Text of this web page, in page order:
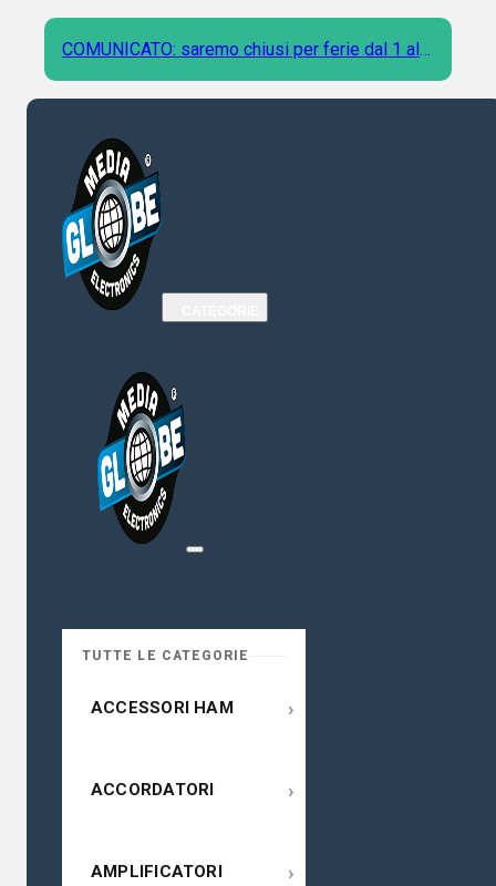
COMUNICATO: saremo chiusi per ferie dal 1 al 9
Agosto
TUTTE LE CATEGORIE
ACCESSORI HAM ›
ACCORDATORI ›
AMPLIFICATORI ›